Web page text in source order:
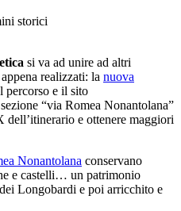
si va ad unire ad altri
realizzati: la nuova
percorso e il sito
“via Romea Nonantolana”
dell’itinerario e ottenere maggiori
Nonantolana conservano
e castelli… un patrimonio
Longobardi e poi arricchito e